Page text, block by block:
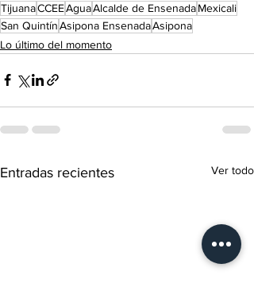
TijuanaCCEEAguaAlcalde de EnsenadaMexicali
San QuintínAsipona EnsenadaAsipona
Lo último del momento
Entradas recientes Ver todo